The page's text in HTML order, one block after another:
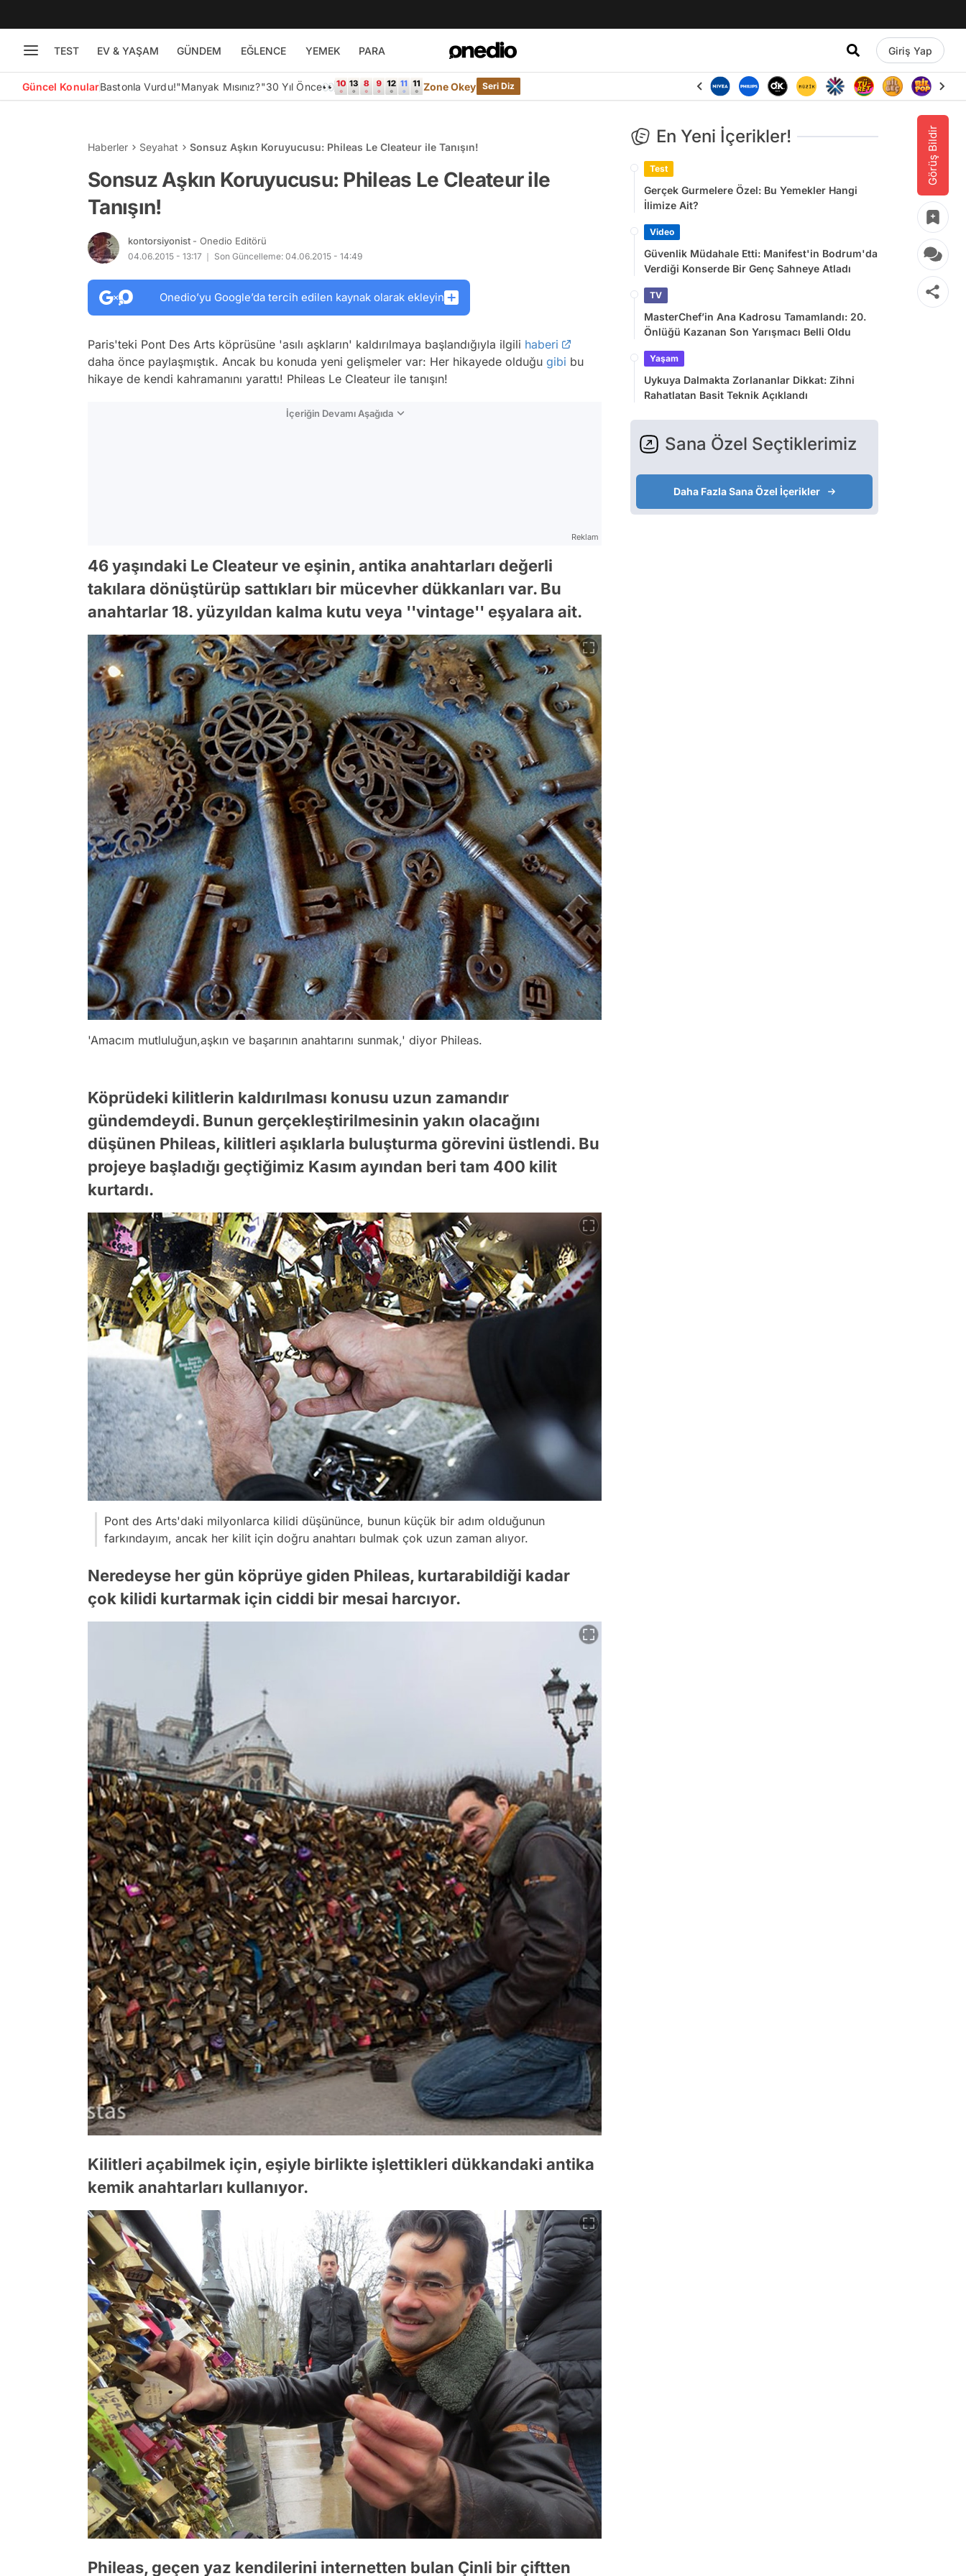
TEST EV & YAŞAM GÜNDEM EĞLENCE YEMEK PARA Giriş Yap
Güncel KonularBastonla Vurdu!"Manyak Mısınız?"30 Yıl Önce👀 Zone Okey Seri Diz
Görüş Bildir
Haberler Seyahat Sonsuz Aşkın Koruyucusu: Phileas Le Cleateur ile Tanışın!
Sonsuz Aşkın Koruyucusu: Phileas Le Cleateur ile
Tanışın!
kontorsiyonist - Onedio Editörü
04.06.2015 - 13:17 Son Güncelleme: 04.06.2015 - 14:49
Onedio’yu Google’da tercih edilen kaynak olarak ekleyin
Paris'teki Pont Des Arts köprüsüne 'asılı aşkların' kaldırılmaya başlandığıyla ilgili haberi
daha önce paylaşmıştık. Ancak bu konuda yeni gelişmeler var: Her hikayede olduğu gibi bu
hikaye de kendi kahramanını yarattı! Phileas Le Cleateur ile tanışın!
İçeriğin Devamı Aşağıda
Reklam
46 yaşındaki Le Cleateur ve eşinin, antika anahtarları değerli
takılara dönüştürüp sattıkları bir mücevher dükkanları var. Bu
anahtarlar 18. yüzyıldan kalma kutu veya ''vintage'' eşyalara ait.
'Amacım mutluluğun,aşkın ve başarının anahtarını sunmak,' diyor Phileas.
Köprüdeki kilitlerin kaldırılması konusu uzun zamandır
gündemdeydi. Bunun gerçekleştirilmesinin yakın olacağını
düşünen Phileas, kilitleri aşıklarla buluşturma görevini üstlendi. Bu
projeye başladığı geçtiğimiz Kasım ayından beri tam 400 kilit
kurtardı.
Pont des Arts'daki milyonlarca kilidi düşününce, bunun küçük bir adım olduğunun
farkındayım, ancak her kilit için doğru anahtarı bulmak çok uzun zaman alıyor.
Neredeyse her gün köprüye giden Phileas, kurtarabildiği kadar
çok kilidi kurtarmak için ciddi bir mesai harcıyor.
Kilitleri açabilmek için, eşiyle birlikte işlettikleri dükkandaki antika
kemik anahtarları kullanıyor.
Phileas, geçen yaz kendilerini internetten bulan Çinli bir çiftten
En Yeni İçerikler!
Test
Gerçek Gurmelere Özel: Bu Yemekler Hangi
İlimize Ait?
Video
Güvenlik Müdahale Etti: Manifest'in Bodrum'da
Verdiği Konserde Bir Genç Sahneye Atladı
TV
MasterChef’in Ana Kadrosu Tamamlandı: 20.
Önlüğü Kazanan Son Yarışmacı Belli Oldu
Yaşam
Uykuya Dalmakta Zorlananlar Dikkat: Zihni
Rahatlatan Basit Teknik Açıklandı
Sana Özel Seçtiklerimiz
Daha Fazla Sana Özel İçerikler